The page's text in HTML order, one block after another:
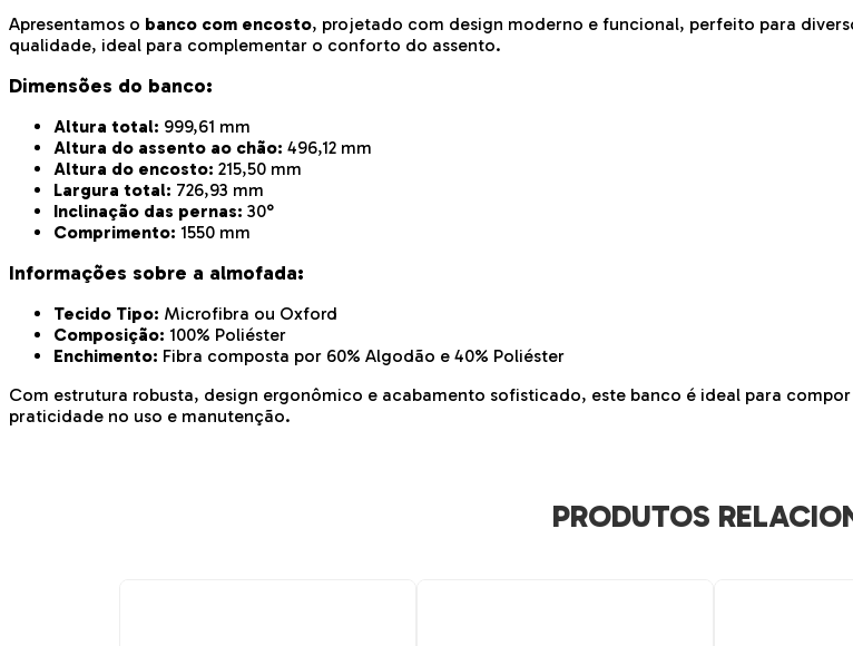
Apresentamos o banco com encosto, projetado com design moderno e funcional, perfeito para
qualidade, ideal para complementar o conforto do assento.
Dimensões do banco:
Altura total: 999,61 mm
Altura do assento ao chão: 496,12 mm
Altura do encosto: 215,50 mm
Largura total: 726,93 mm
Inclinação das pernas: 30°
Comprimento: 1550 mm
Informações sobre a almofada:
Tecido Tipo: Microfibra ou Oxford
Composição: 100% Poliéster
Enchimento: Fibra composta por 60% Algodão e 40% Poliéster
Com estrutura robusta, design ergonômico e acabamento sofisticado, este banco é ideal para
praticidade no uso e manutenção.
PRODUTOS